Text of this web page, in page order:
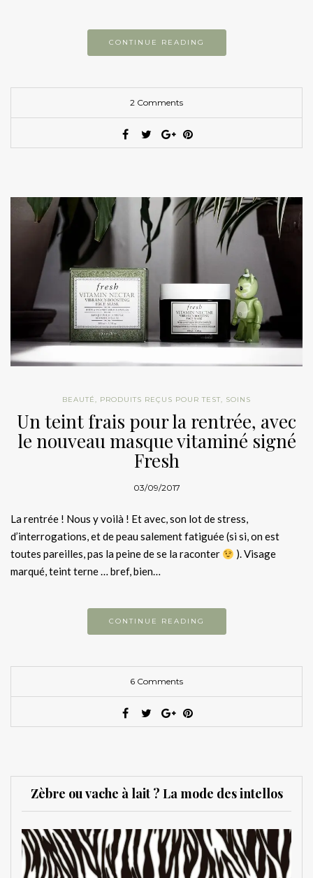
CONTINUE READING
2 Comments
BEAUTÉ, PRODUITS REÇUS POUR TEST, SOINS
Un teint frais pour la rentrée, avec
le nouveau masque vitaminé signé
Fresh
03/09/2017
La rentrée ! Nous y voilà ! Et avec, son lot de stress,
d’interrogations, et de peau salement fatiguée (si si, on est
toutes pareilles, pas la peine de se la raconter
). Visage
marqué, teint terne … bref, bien…
CONTINUE READING
6 Comments
Zèbre ou vache à lait ? La mode des intellos